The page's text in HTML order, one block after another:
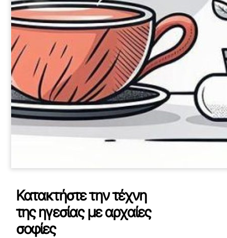
Κατακτήστε την τέχνη
της ηγεσίας με αρχαίες
σοφίες